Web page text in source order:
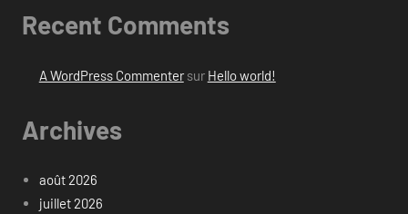
Recent Comments
A WordPress Commentersur Hello world!
Archives
août 2026
juillet 2026